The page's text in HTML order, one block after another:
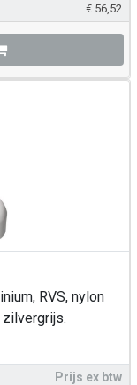
€ 56,52
RVS, nylon
zilvergrijs.
Prijs ex btw